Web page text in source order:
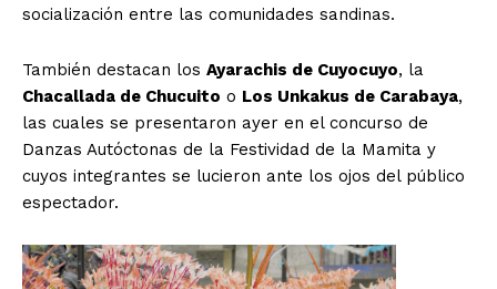
socialización entre las comunidades sandinas.
También destacan los Ayarachis de Cuyocuyo, la
Chacallada de Chucuito o Los Unkakus de Carabaya,
las cuales se presentaron ayer en el concurso de
Danzas Autóctonas de la Festividad de la Mamita y
cuyos integrantes se lucieron ante los ojos del público
espectador.